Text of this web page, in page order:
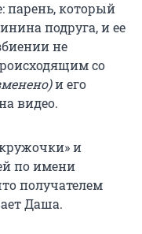
парень, который
подруга, и ее
не
со
и его
видео.
и
по имени
получателем
Даша.